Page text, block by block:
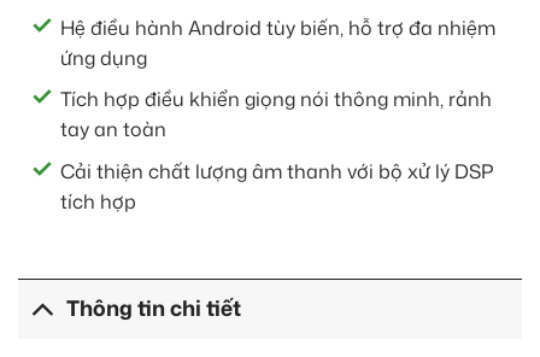
Hệ điều hành Android tùy biến, hỗ trợ đa nhiệm
ứng dụng
Tích hợp điều khiển giọng nói thông minh, rảnh
tay an toàn
Cải thiện chất lượng âm thanh với bộ xử lý DSP
tích hợp
Thông tin chi tiết